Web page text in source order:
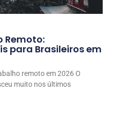
Remoto:
para Brasileiros em
remoto em 2026 O
muito nos últimos